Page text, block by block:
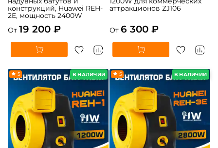
конструкций, Huawei REH-
2E, мощность 2400W
От 19 200 ₽
аттракционов ZJ106
От 6 300 ₽
В НАЛИЧИИ
5 В НАЛИЧИИ
5